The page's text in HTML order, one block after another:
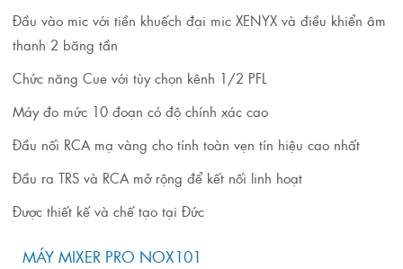
Đầu vào mic với tiền khuếch đại mic XENYX và điều khiển âm
thanh 2 băng tần
Chức năng Cue với tùy chọn kênh 1/2 PFL
Máy đo mức 10 đoạn có độ chính xác cao
Đầu nối RCA mạ vàng cho tính toàn vẹn tín hiệu cao nhất
Đầu ra TRS và RCA mở rộng để kết nối linh hoạt
Được thiết kế và chế tạo tại Đức
MÁY MIXER PRO NOX101